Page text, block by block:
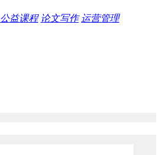
公益课程 论文写作 运营管理